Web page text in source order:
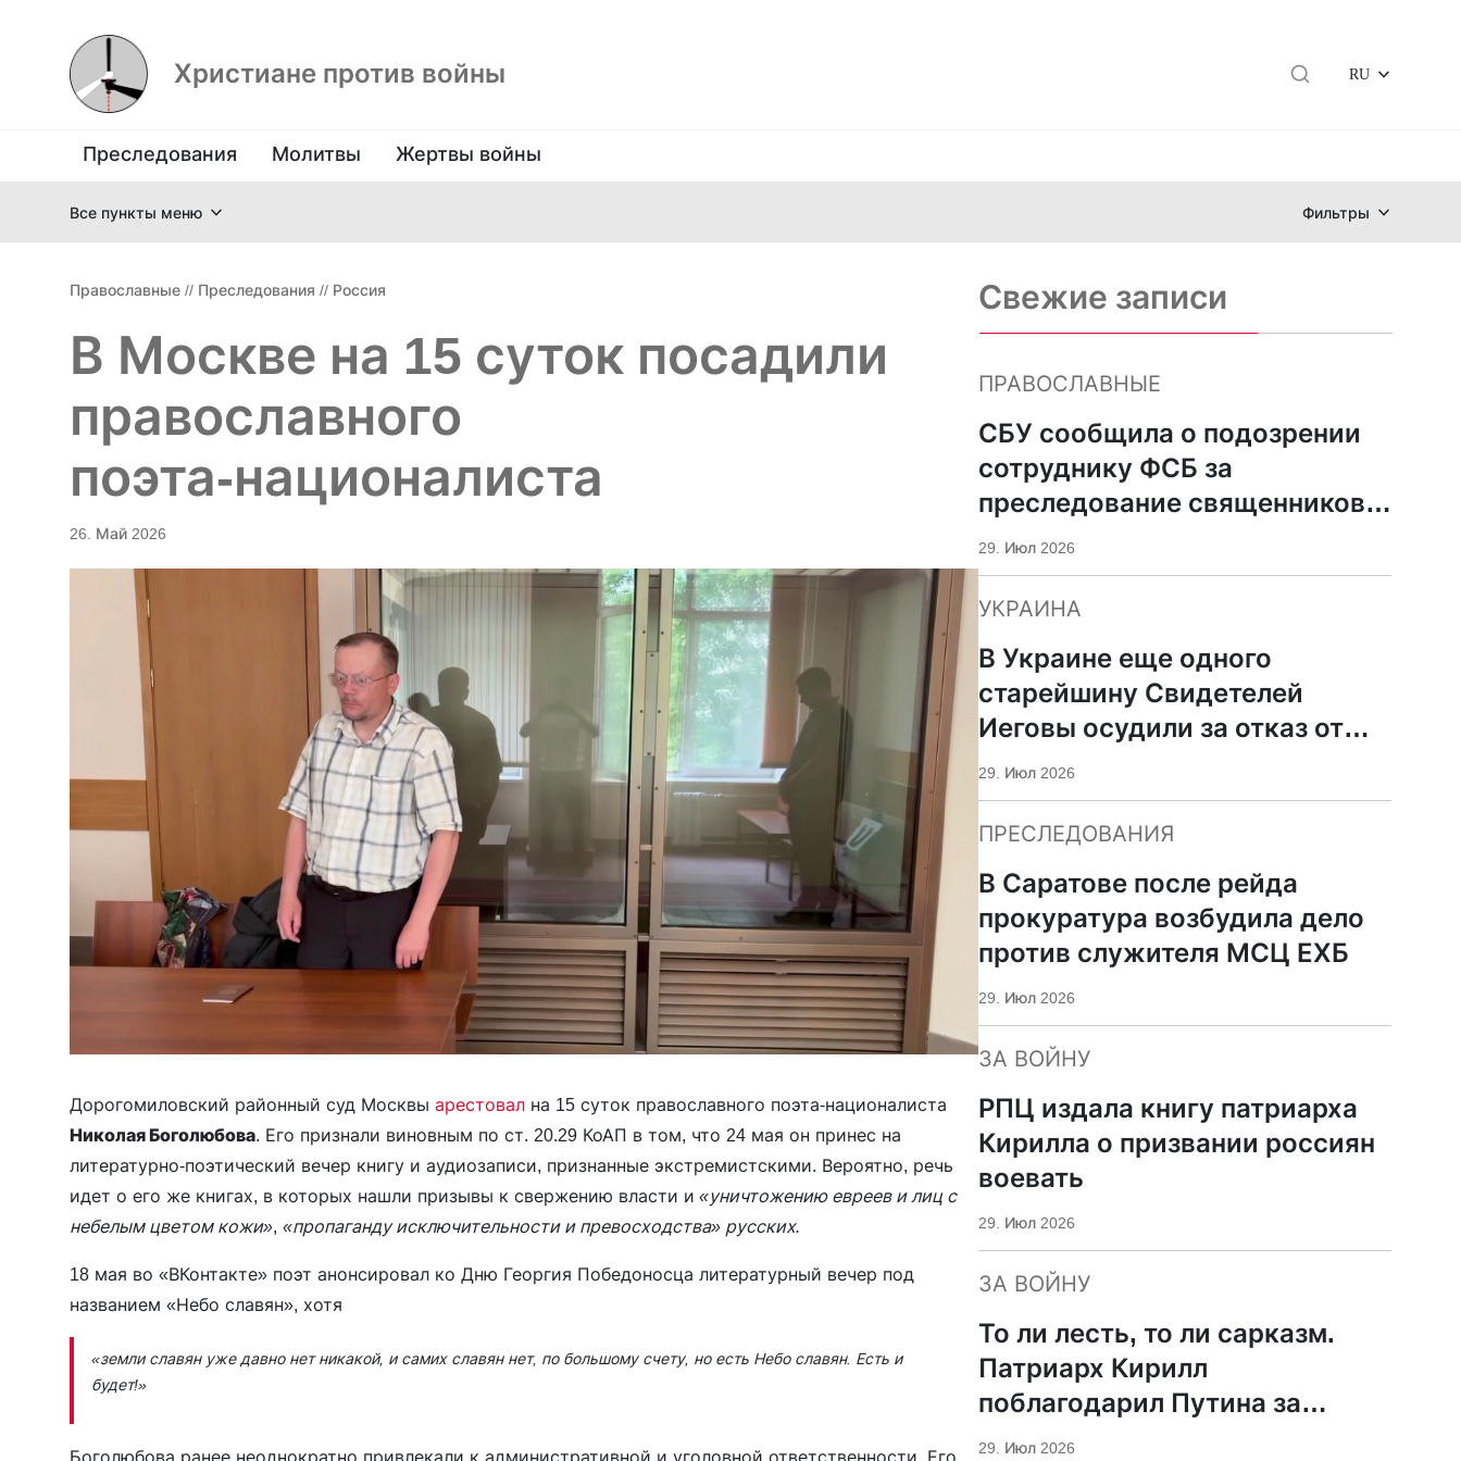
Христиане против войны RU
Преследования Молитвы Жертвы войны
Все пункты меню Фильтры
Православные // Преследования // Россия
В Москве на 15 суток посадили
православного
поэта‑националиста
26. Май 2026
Дорогомиловский районный суд Москвы арестовал на 15 суток православного поэта-националиста
Николая Боголюбова. Его признали виновным по ст. 20.29 КоАП в том, что 24 мая он принес на
литературно-поэтический вечер книгу и аудиозаписи, признанные экстремистскими. Вероятно, речь
идет о его же книгах, в которых нашли призывы к свержению власти и «уничтожению евреев и лиц с
небелым цветом кожи», «пропаганду исключительности и превосходства» русских.
18 мая во «ВКонтакте» поэт анонсировал ко Дню Георгия Победоносца литературный вечер под
названием «Небо славян», хотя
«земли славян уже давно нет никакой, и самих славян нет, по большому счету, но есть Небо славян. Есть и
будет!»
Свежие записи
ПРАВОСЛАВНЫЕ
СБУ сообщила о подозрении
сотруднику ФСБ за
преследование священников
ПЦУ
29. Июл 2026
УКРАИНА
В Украине еще одного
старейшину Свидетелей
Иеговы осудили за отказ от
мобилизации
29. Июл 2026
ПРЕСЛЕДОВАНИЯ
В Саратове после рейда
прокуратура возбудила дело
против служителя МСЦ ЕХБ
29. Июл 2026
ЗА ВОЙНУ
РПЦ издала книгу патриарха
Кирилла о призвании россиян
воевать
29. Июл 2026
ЗА ВОЙНУ
То ли лесть, то ли сарказм.
Патриарх Кирилл
поблагодарил Путина за
защиту суверенитета и
29. Июл 2026